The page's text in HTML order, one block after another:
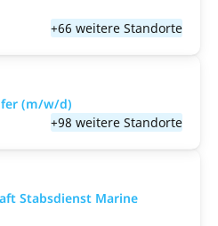
+66 weitere Standorte
(m/w/d)
+98 weitere Standorte
Stabsdienst Marine